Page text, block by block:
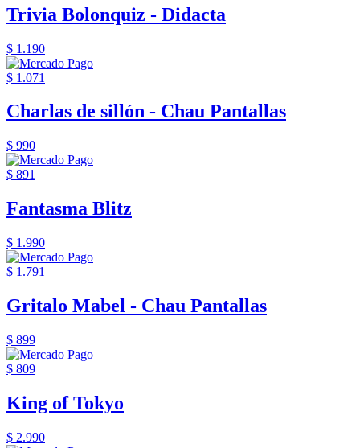
Trivia Bolonquiz - Didacta
$ 1.190
$ 1.071
Charlas de sillón - Chau Pantallas
$ 990
$ 891
Fantasma Blitz
$ 1.990
$ 1.791
Gritalo Mabel - Chau Pantallas
$ 899
$ 809
King of Tokyo
$ 2.990